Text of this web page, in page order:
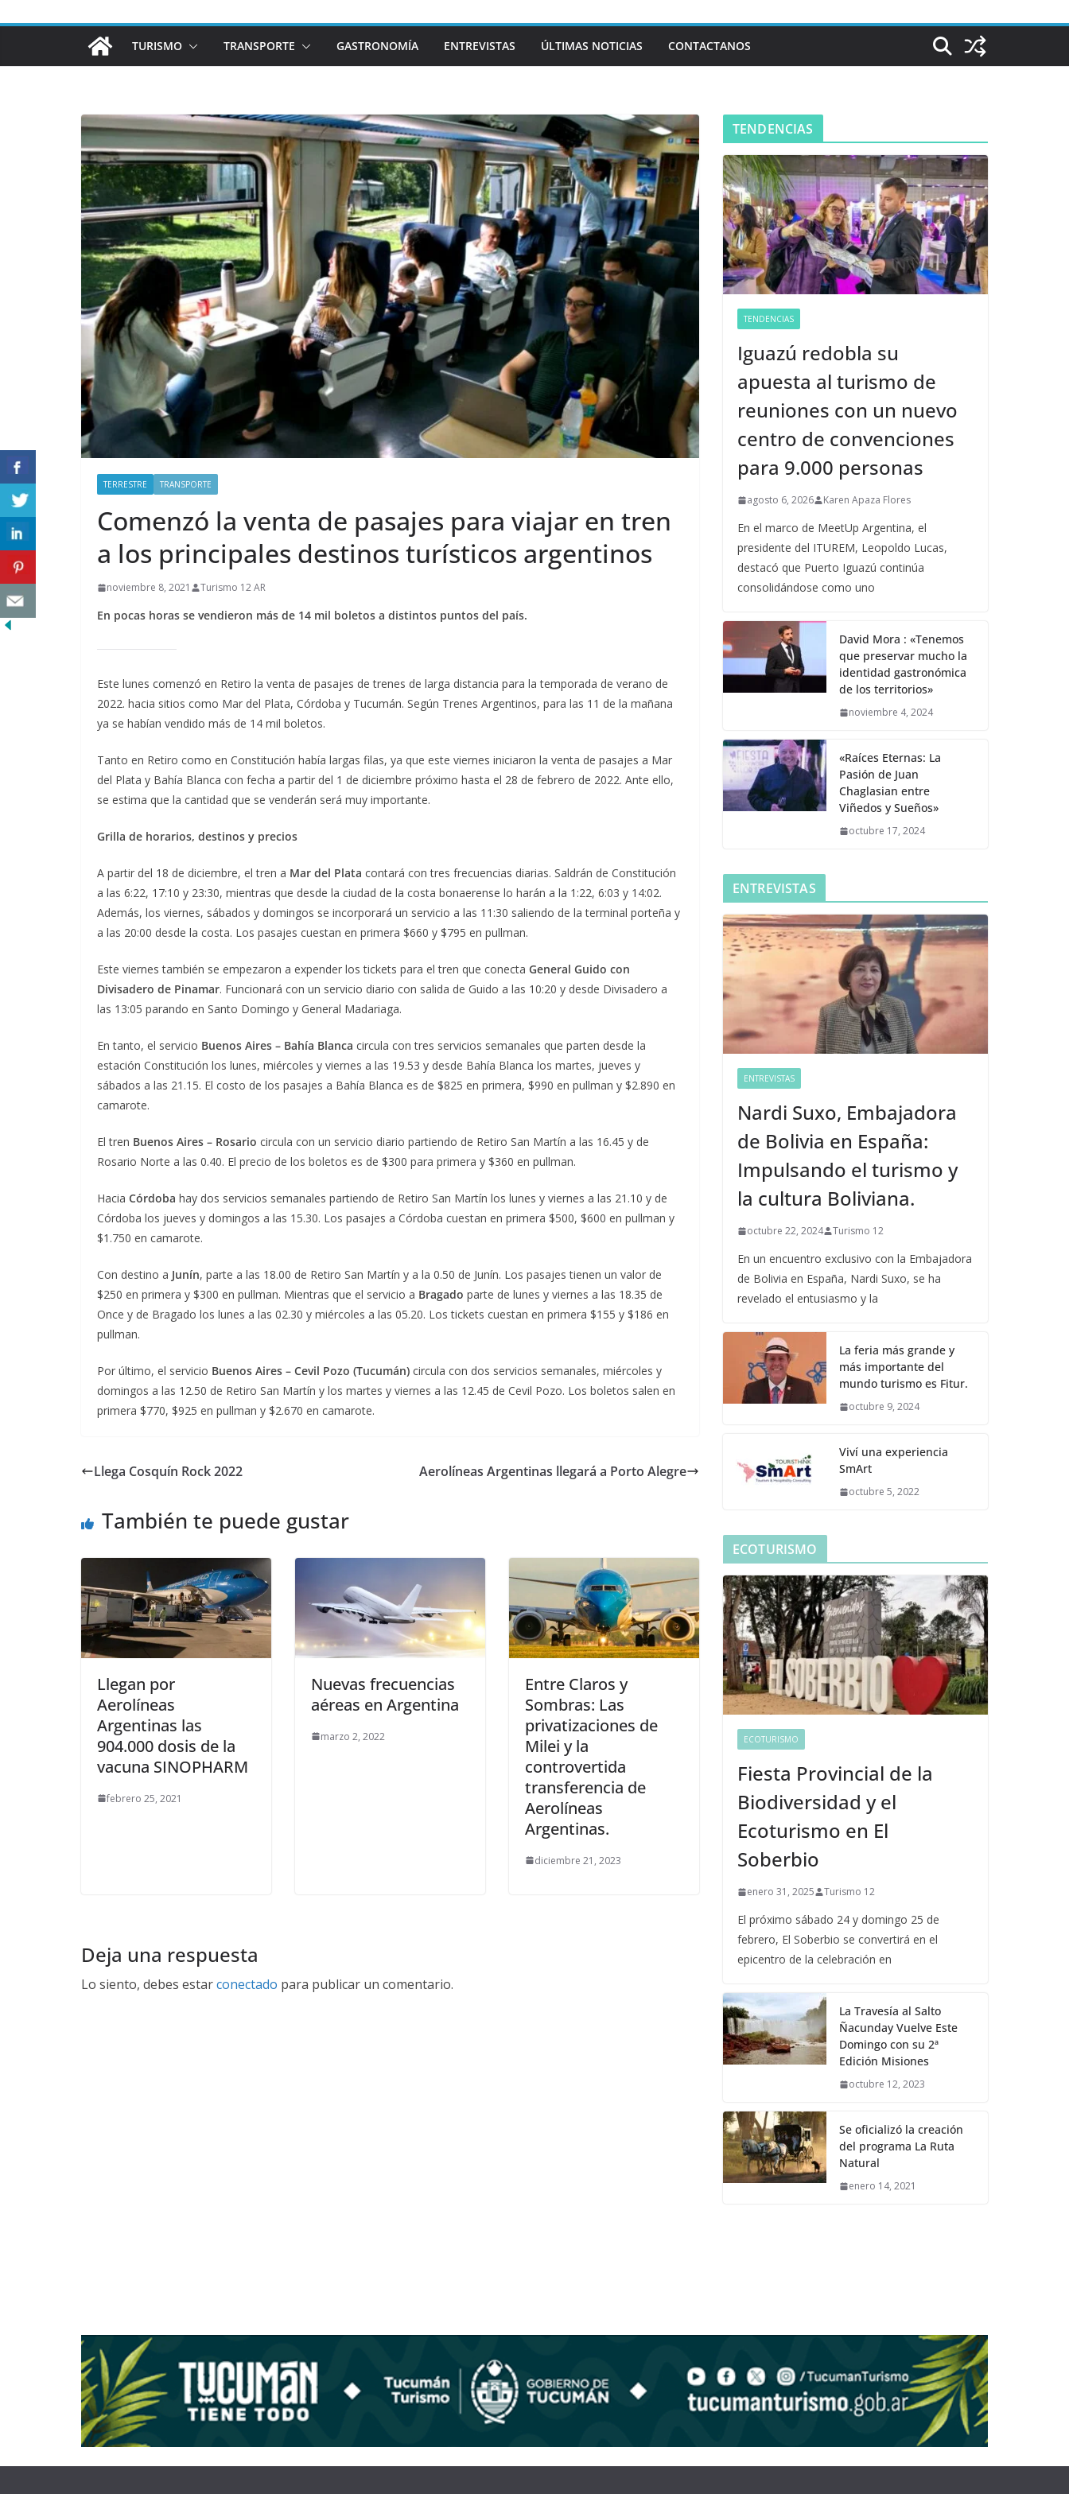
TURISMO TRANSPORTE GASTRONOMÍA ENTREVISTAS ÚLTIMAS NOTICIAS CONTACTANOS
TERRESTRE TRANSPORTE
Comenzó la venta de pasajes para viajar en tren
a los principales destinos turísticos argentinos
noviembre 8, 2021 Turismo 12 AR
En pocas horas se vendieron más de 14 mil boletos a distintos puntos del país.
Este lunes comenzó en Retiro la venta de pasajes de trenes de larga distancia para la temporada de verano de
2022. hacia sitios como Mar del Plata, Córdoba y Tucumán. Según Trenes Argentinos, para las 11 de la mañana
ya se habían vendido más de 14 mil boletos.
Tanto en Retiro como en Constitución había largas filas, ya que este viernes iniciaron la venta de pasajes a Mar
del Plata y Bahía Blanca con fecha a partir del 1 de diciembre próximo hasta el 28 de febrero de 2022. Ante ello,
se estima que la cantidad que se venderán será muy importante.
Grilla de horarios, destinos y precios
A partir del 18 de diciembre, el tren a Mar del Plata contará con tres frecuencias diarias. Saldrán de Constitución
a las 6:22, 17:10 y 23:30, mientras que desde la ciudad de la costa bonaerense lo harán a la 1:22, 6:03 y 14:02.
Además, los viernes, sábados y domingos se incorporará un servicio a las 11:30 saliendo de la terminal porteña y
a las 20:00 desde la costa. Los pasajes cuestan en primera $660 y $795 en pullman.
Este viernes también se empezaron a expender los tickets para el tren que conecta General Guido con
Divisadero de Pinamar. Funcionará con un servicio diario con salida de Guido a las 10:20 y desde Divisadero a
las 13:05 parando en Santo Domingo y General Madariaga.
En tanto, el servicio Buenos Aires – Bahía Blanca circula con tres servicios semanales que parten desde la
estación Constitución los lunes, miércoles y viernes a las 19.53 y desde Bahía Blanca los martes, jueves y
sábados a las 21.15. El costo de los pasajes a Bahía Blanca es de $825 en primera, $990 en pullman y $2.890 en
camarote.
El tren Buenos Aires – Rosario circula con un servicio diario partiendo de Retiro San Martín a las 16.45 y de
Rosario Norte a las 0.40. El precio de los boletos es de $300 para primera y $360 en pullman.
Hacia Córdoba hay dos servicios semanales partiendo de Retiro San Martín los lunes y viernes a las 21.10 y de
Córdoba los jueves y domingos a las 15.30. Los pasajes a Córdoba cuestan en primera $500, $600 en pullman y
$1.750 en camarote.
Con destino a Junín, parte a las 18.00 de Retiro San Martín y a la 0.50 de Junín. Los pasajes tienen un valor de
$250 en primera y $300 en pullman. Mientras que el servicio a Bragado parte de lunes y viernes a las 18.35 de
Once y de Bragado los lunes a las 02.30 y miércoles a las 05.20. Los tickets cuestan en primera $155 y $186 en
pullman.
Por último, el servicio Buenos Aires – Cevil Pozo (Tucumán) circula con dos servicios semanales, miércoles y
domingos a las 12.50 de Retiro San Martín y los martes y viernes a las 12.45 de Cevil Pozo. Los boletos salen en
primera $770, $925 en pullman y $2.670 en camarote.
Llega Cosquín Rock 2022 Aerolíneas Argentinas llegará a Porto Alegre
También te puede gustar
Llegan por
Aerolíneas
Argentinas las
904.000 dosis de la
vacuna SINOPHARM
febrero 25, 2021
Nuevas frecuencias
aéreas en Argentina
marzo 2, 2022
Entre Claros y
Sombras: Las
privatizaciones de
Milei y la
controvertida
transferencia de
Aerolíneas
Argentinas.
diciembre 21, 2023
Deja una respuesta
Lo siento, debes estarconectado para publicar un comentario.
TENDENCIAS
TENDENCIAS
Iguazú redobla su
apuesta al turismo de
reuniones con un nuevo
centro de convenciones
para 9.000 personas
agosto 6, 2026 Karen Apaza Flores
En el marco de MeetUp Argentina, el
presidente del ITUREM, Leopoldo Lucas,
destacó que Puerto Iguazú continúa
consolidándose como uno
David Mora : «Tenemos
que preservar mucho la
identidad gastronómica
de los territorios»
noviembre 4, 2024
«Raíces Eternas: La
Pasión de Juan
Chaglasian entre
Viñedos y Sueños»
octubre 17, 2024
ENTREVISTAS
ENTREVISTAS
Nardi Suxo, Embajadora
de Bolivia en España:
Impulsando el turismo y
la cultura Boliviana.
octubre 22, 2024 Turismo 12
En un encuentro exclusivo con la Embajadora
de Bolivia en España, Nardi Suxo, se ha
revelado el entusiasmo y la
La feria más grande y
más importante del
mundo turismo es Fitur.
octubre 9, 2024
Viví una experiencia
SmArt
octubre 5, 2022
ECOTURISMO
ECOTURISMO
Fiesta Provincial de la
Biodiversidad y el
Ecoturismo en El
Soberbio
enero 31, 2025 Turismo 12
El próximo sábado 24 y domingo 25 de
febrero, El Soberbio se convertirá en el
epicentro de la celebración en
La Travesía al Salto
Ñacunday Vuelve Este
Domingo con su 2ª
Edición Misiones
octubre 12, 2023
Se oficializó la creación
del programa La Ruta
Natural
enero 14, 2021